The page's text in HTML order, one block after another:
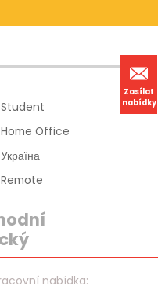
Zasílat
nabídky
Student
Home Office
Україна
Remote
nabídka: